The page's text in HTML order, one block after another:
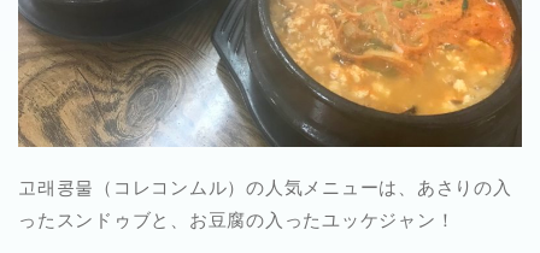
고래콩물（コレコンムル）の人気メニューは、あさりの入
ったスンドゥブと、お豆腐の入ったユッケジャン！